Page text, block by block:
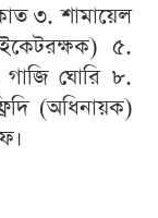
৩. শামায়েল
৫.
ঘোরি ৮.
(অধিনায়ক)